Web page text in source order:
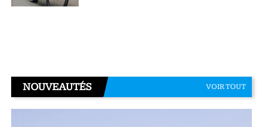
NOUVEAUTÉS VOIR TOUT